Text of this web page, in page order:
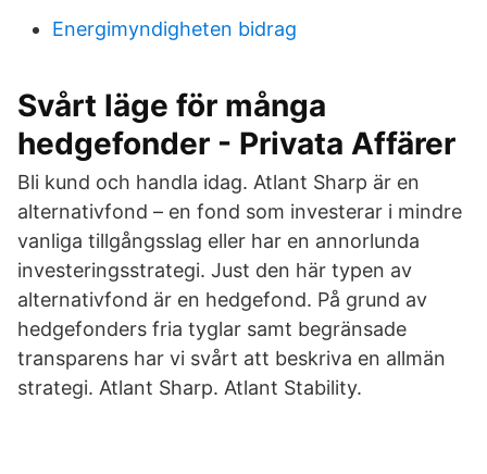
Energimyndigheten bidrag
Svårt läge för många
hedgefonder - Privata Affärer
Bli kund och handla idag. Atlant Sharp är en
alternativfond – en fond som investerar i mindre
vanliga tillgångsslag eller har en annorlunda
investeringsstrategi. Just den här typen av
alternativfond är en hedgefond. På grund av
hedgefonders fria tyglar samt begränsade
transparens har vi svårt att beskriva en allmän
strategi. Atlant Sharp. Atlant Stability.